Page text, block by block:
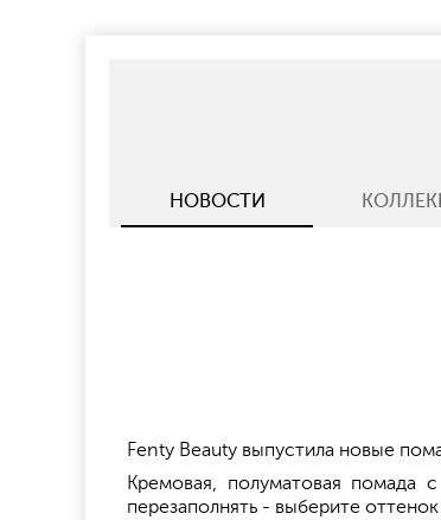
НОВОСТИ
Fenty Beauty выпустила новые
Кремовая, полуматовая
перезаполнять - выберите